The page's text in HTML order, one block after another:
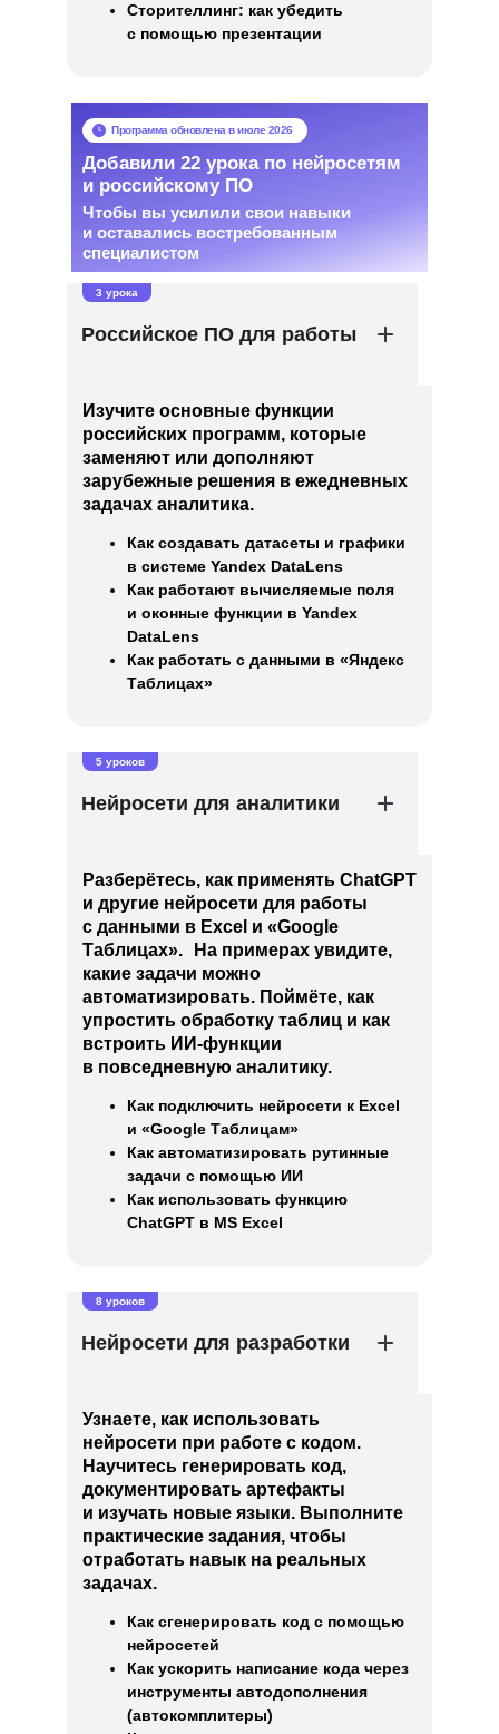
Сторителлинг: как убедить
с помощью презентации
Чтобы вы усилили свои навыки
и оставались востребованным
специалистом
Добавили 22 урока по нейросетям
и российскому ПО
Программа обновлена в июле 2026
Российское ПО для работы
3 урока
Изучите основные функции
российских программ, которые
заменяют или дополняют
зарубежные решения в ежедневных
задачах аналитика.
Как создавать датасеты и графики
в системе Yandex DataLens
Как работают вычисляемые поля
и оконные функции в Yandex
DataLens
Как работать с данными в «Яндекс
Таблицах»
Нейросети для аналитики
5 уроков
Разберётесь, как применять ChatGPT
и другие нейросети для работы
с данными в Excel и «Google
Таблицах». На примерах увидите,
какие задачи можно
автоматизировать. Поймёте, как
упростить обработку таблиц и как
встроить ИИ-функции
в повседневную аналитику.
Как подключить нейросети к Excel
и «Google Таблицам»
Как автоматизировать рутинные
задачи с помощью ИИ
Как использовать функцию
ChatGPT в MS Excel
Нейросети для разработки
8 уроков
Узнаете, как использовать
нейросети при работе с кодом.
Научитесь генерировать код,
документировать артефакты
и изучать новые языки. Выполните
практические задания, чтобы
отработать навык на реальных
задачах.
Как сгенерировать код с помощью
нейросетей
Как ускорить написание кода через
инструменты автодополнения
(автокомплитеры)